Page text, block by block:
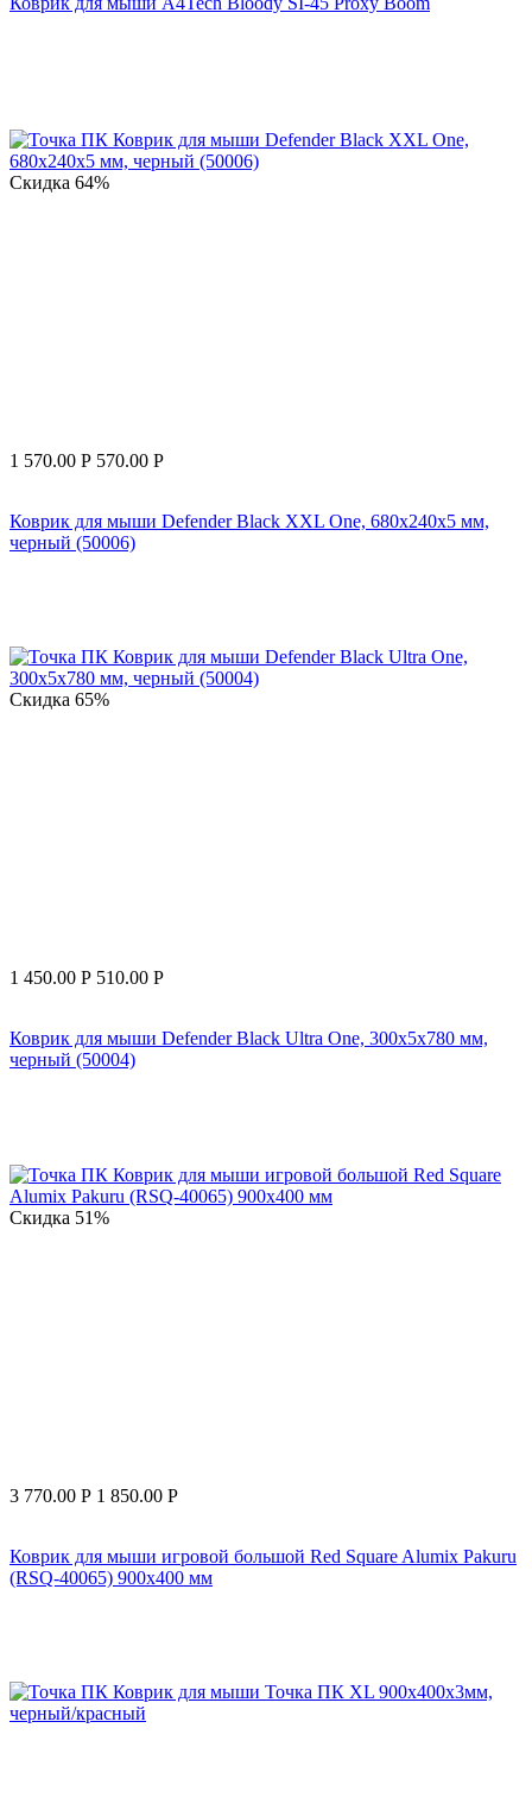
Скидка 64%
1 570.00 Р 570.00 Р
Коврик для мыши Defender Black XXL One, 680х240х5 мм,
черный (50006)
Скидка 65%
1 450.00 Р 510.00 Р
Коврик для мыши Defender Black Ultra One, 300x5x780 мм,
черный (50004)
Скидка 51%
3 770.00 Р 1 850.00 Р
Коврик для мыши игровой большой Red Square Alumix Pakuru
(RSQ-40065) 900х400 мм